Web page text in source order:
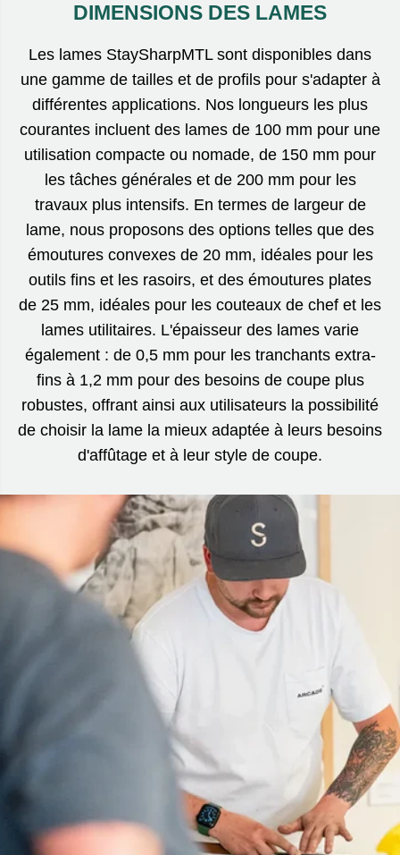
DIMENSIONS DES LAMES
Les lames StaySharpMTL sont disponibles dans
une gamme de tailles et de profils pour s'adapter à
différentes applications. Nos longueurs les plus
courantes incluent des lames de 100 mm pour une
utilisation compacte ou nomade, de 150 mm pour
les tâches générales et de 200 mm pour les
travaux plus intensifs. En termes de largeur de
lame, nous proposons des options telles que des
émoutures convexes de 20 mm, idéales pour les
outils fins et les rasoirs, et des émoutures plates
de 25 mm, idéales pour les couteaux de chef et les
lames utilitaires. L'épaisseur des lames varie
également : de 0,5 mm pour les tranchants extra-
fins à 1,2 mm pour des besoins de coupe plus
robustes, offrant ainsi aux utilisateurs la possibilité
de choisir la lame la mieux adaptée à leurs besoins
d'affûtage et à leur style de coupe.